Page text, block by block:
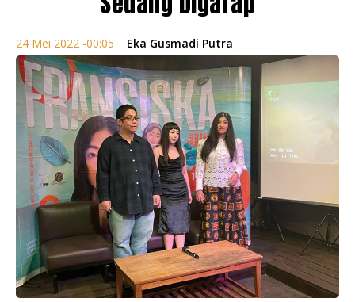
24 Mei 2022 -00:05 | Eka Gusmadi Putra